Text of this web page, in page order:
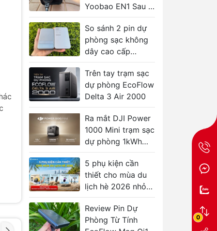
0
Yoobao EN1 Sau 3
Năm Sử Dụng
So sánh 2 pin dự
phòng sạc không
dây cao cấp
Ecoflow và
Momax
Trên tay trạm sạc
dự phòng EcoFlow
Delta 3 Air 2000
Ra mắt DJI Power
1000 Mini trạm sạc
dự phòng 1kWh
nhỏ gọn nhất từ
DJI
5 phụ kiện cần
thiết cho mùa du
lịch hè 2026 nhỏ
gọn và hữu ích
Review Pin Dự
Phòng Từ Tính